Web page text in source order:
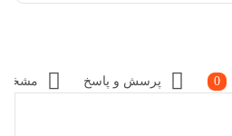
0 پرسش و پاسخ